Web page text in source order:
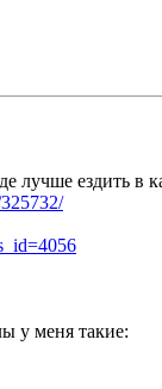
лучше ездить
у меня такие: